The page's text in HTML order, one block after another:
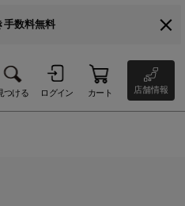
手数料無料
つける ログイン カート 店舗情報